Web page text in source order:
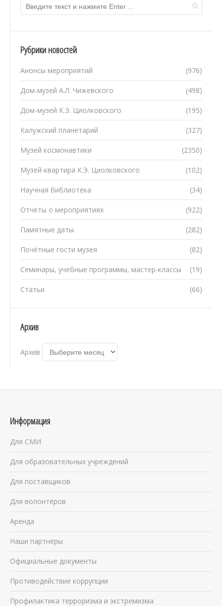
Рубрики новостей
(976)
Анонсы мероприятий
(498)
Дом-музей А.Л. Чижевского
(195)
Дом-музей К.Э. Циолковского
(327)
Калужский планетарий
(2350)
Музей космонавтики
(102)
Музей-квартира К.Э. Циолковского
(34)
Научная библиотека
(922)
Отчеты о мероприятиях
(282)
Памятные даты
(82)
Почётные гости музея
(19)
Семинары, учебные программы, мастер-классы
(66)
Статьи
Архив
Архив
Информация
Для СМИ
Для образовательных учреждений
Для поставщиков
Для волонтёров
Аренда
Наши партнёры
Официальные документы
Противодействие коррупции
Профилактика терроризма и экстремизма